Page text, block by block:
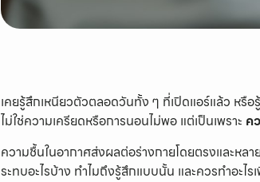
เคยรู้สึกเหนียวตัวตลอดวันทั้ง ๆ ที่เปิดแอร์แล้ว หรื
ไม่ใช่ความเครียดหรือการนอนไม่พอ แต่เป็นเพราะ ค
ความชื้นในอากาศส่งผลต่อร่างกายโดยตรงและหล
ระทบอะไรบ้าง ทำไมถึงรู้สึกแบบนั้น และควรทำอะไร